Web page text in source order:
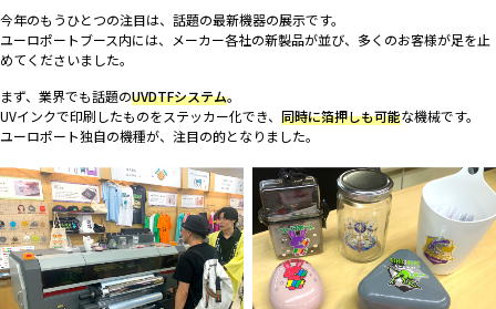
今年のもうひとつの注目は、話題の最新機器の展示です。
ユーロポートブース内には、メーカー各社の新製品が並び、多くのお客様が足を止
めてくださいました。
まず、業界でも話題のUVDTFシステム。
UVインクで印刷したものをステッカー化でき、 同時に箔押しも可能な機械です。
ユーロポート独自の機種が、注目の的となりました。